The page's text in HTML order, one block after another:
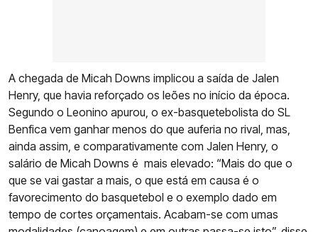
A chegada de Micah Downs implicou a saída de Jalen
Henry, que havia reforçado os leões no início da época.
Segundo o Leonino apurou, o ex-basquetebolista do SL
Benfica vem ganhar menos do que auferia no rival, mas,
ainda assim, e comparativamente com Jalen Henry, o
salário de Micah Downs é mais elevado: “Mais do que o
que se vai gastar a mais, o que está em causa é o
favorecimento do basquetebol e o exemplo dado em
tempo de cortes orçamentais. Acabam-se com umas